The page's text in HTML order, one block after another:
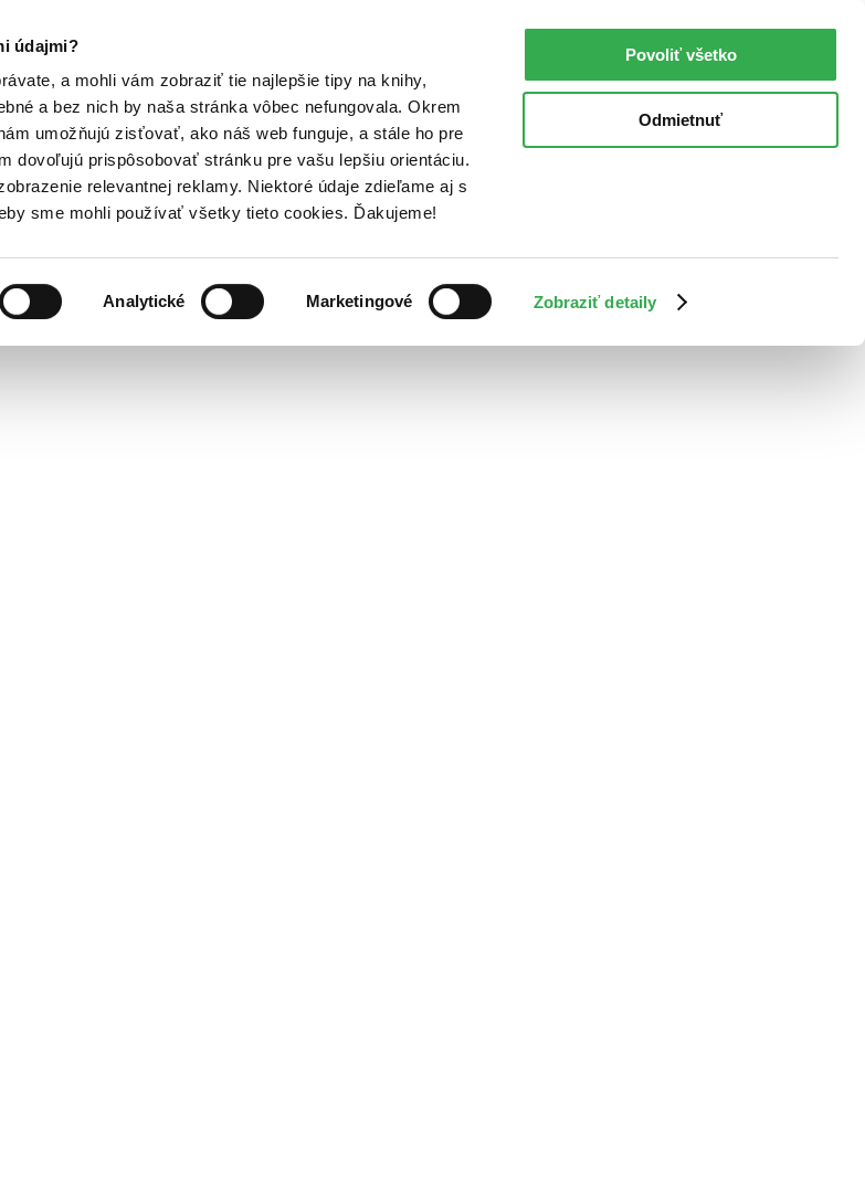
údajmi?
a mohli vám zobraziť tie najlepšie tipy na knihy,
a bez nich by naša stránka vôbec nefungovala. Okrem
umožňujú zisťovať, ako náš web funguje, a stále ho pre
dovoľujú prispôsobovať stránku pre vašu lepšiu orientáciu.
relevantnej reklamy. Niektoré údaje zdieľame aj s
sme mohli používať všetky tieto cookies. Ďakujeme!
Analytické Marketingové Zobraziť detaily
Povoliť všetko
Odmietnuť